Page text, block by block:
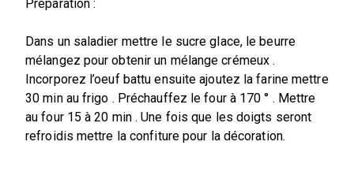
Préparation :
Dans un saladier mettre le sucre glace, le beurre
mélangez pour obtenir un mélange crémeux .
Incorporez l’oeuf battu ensuite ajoutez la farine mettre
30 min au frigo . Préchauffez le four à 170 ° . Mettre
au four 15 à 20 min . Une fois que les doigts seront
refroidis mettre la confiture pour la décoration.